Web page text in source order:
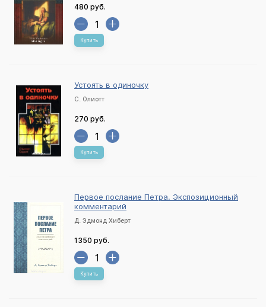
480 руб.
Купить
Устоять в одиночку
С. Олиотт
270 руб.
Купить
Первое послание Петра. Экспозиционный
комментарий
Д. Эдмонд Хиберт
1350 руб.
Купить